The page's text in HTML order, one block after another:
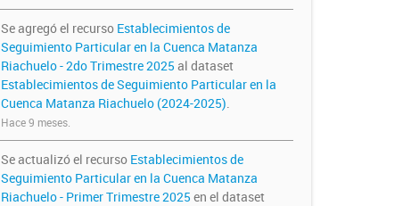
Se agregó el recurso Establecimientos de
Seguimiento Particular en la Cuenca Matanza
Riachuelo - 2do Trimestre 2025 al dataset
Establecimientos de Seguimiento Particular en la
Cuenca Matanza Riachuelo (2024-2025).
Hace 9 meses.
Se actualizó el recurso Establecimientos de
Seguimiento Particular en la Cuenca Matanza
Riachuelo - Primer Trimestre 2025 en el dataset